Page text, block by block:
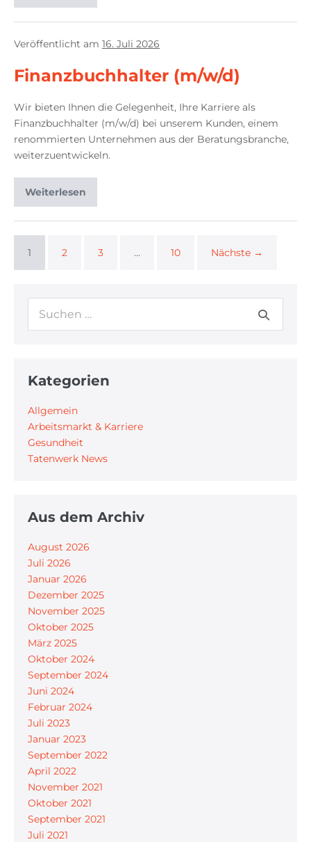
Veröffentlicht am 16. Juli 2026
Finanzbuchhalter (m/w/d)
Wir bieten Ihnen die Gelegenheit, Ihre Karriere als
Finanzbuchhalter (m/w/d) bei unserem Kunden, einem
renommierten Unternehmen aus der Beratungsbranche,
weiterzuentwickeln.
Weiterlesen
1 2 3 … 10 Nächste →
Kategorien
Allgemein
Arbeitsmarkt & Karriere
Gesundheit
Tatenwerk News
Aus dem Archiv
August 2026
Juli 2026
Januar 2026
Dezember 2025
November 2025
Oktober 2025
März 2025
Oktober 2024
September 2024
Juni 2024
Februar 2024
Juli 2023
Januar 2023
September 2022
April 2022
November 2021
Oktober 2021
September 2021
Juli 2021